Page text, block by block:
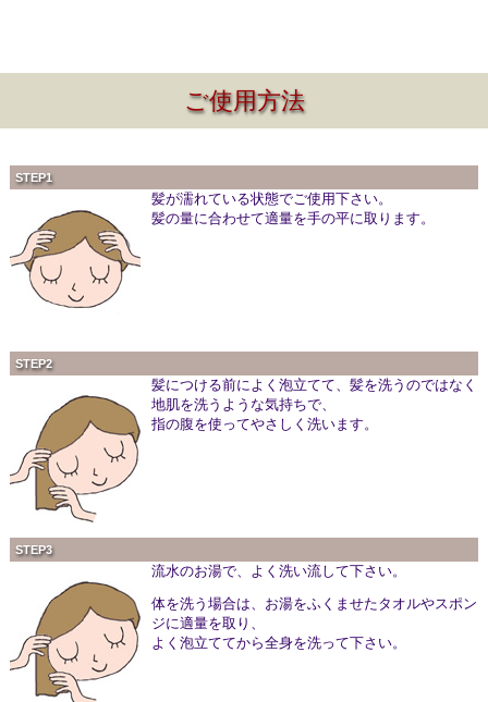
ご使用方法
STEP1
髪が濡れている状態でご使用下さい。
髪の量に合わせて適量を手の平に取ります。
STEP2
髪につける前によく泡立てて、髪を洗うのではなく
地肌を洗うような気持ちで、
指の腹を使ってやさしく洗います。
STEP3
流水のお湯で、よく洗い流して下さい。
体を洗う場合は、お湯をふくませたタオルやスポン
ジに適量を取り、
よく泡立ててから全身を洗って下さい。